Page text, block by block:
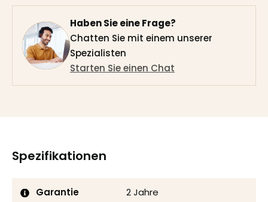
Haben Sie eine Frage?
Chatten Sie mit einem unserer
Spezialisten
Starten Sie einen Chat
Spezifikationen
Garantie 2 Jahre